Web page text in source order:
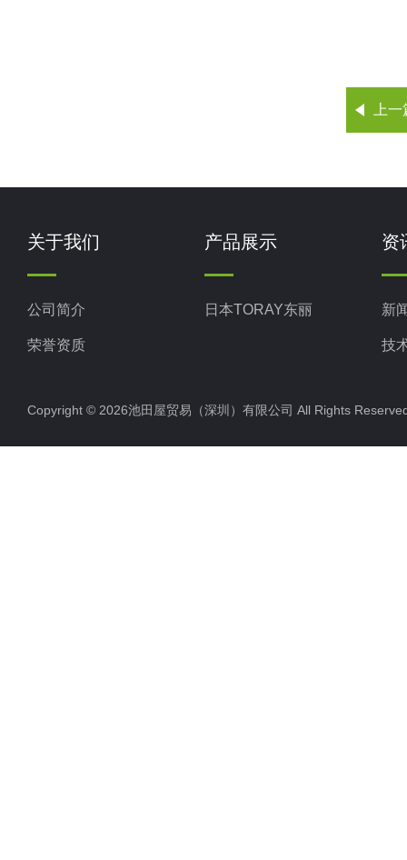
上
关于我们
公司简介
荣誉资质
产品展示
日本TORAY东丽
资
新
技
Copyright © 2026池田屋贸易（深圳）有限公司 All Rights